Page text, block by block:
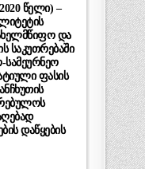
წელი) –
და
საკუთრებაში
ფასის
დაწყების